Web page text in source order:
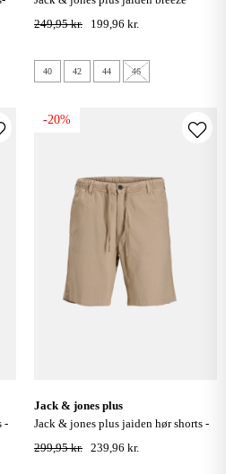
jogger shorts - string melange
249,95 kr. 199,96 kr.
40 42 44 46
-20%
jack & jones plus
jack & jones plus jaiden hør shorts -
crockery
299,95 kr. 239,96 kr.